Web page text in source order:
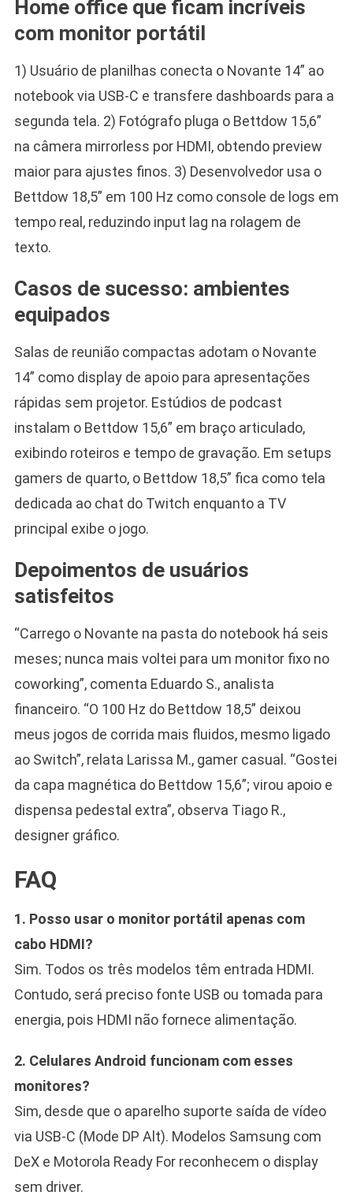
Home office que ficam incríveis
com monitor portátil
1) Usuário de planilhas conecta o Novante 14” ao
notebook via USB-C e transfere dashboards para a
segunda tela. 2) Fotógrafo pluga o Bettdow 15,6”
na câmera mirrorless por HDMI, obtendo preview
maior para ajustes finos. 3) Desenvolvedor usa o
Bettdow 18,5” em 100 Hz como console de logs em
tempo real, reduzindo input lag na rolagem de
texto.
Casos de sucesso: ambientes
equipados
Salas de reunião compactas adotam o Novante
14” como display de apoio para apresentações
rápidas sem projetor. Estúdios de podcast
instalam o Bettdow 15,6” em braço articulado,
exibindo roteiros e tempo de gravação. Em setups
gamers de quarto, o Bettdow 18,5” fica como tela
dedicada ao chat do Twitch enquanto a TV
principal exibe o jogo.
Depoimentos de usuários
satisfeitos
“Carrego o Novante na pasta do notebook há seis
meses; nunca mais voltei para um monitor fixo no
coworking”, comenta Eduardo S., analista
financeiro. “O 100 Hz do Bettdow 18,5” deixou
meus jogos de corrida mais fluidos, mesmo ligado
ao Switch”, relata Larissa M., gamer casual. “Gostei
da capa magnética do Bettdow 15,6”; virou apoio e
dispensa pedestal extra”, observa Tiago R.,
designer gráfico.
FAQ
1. Posso usar o monitor portátil apenas com
cabo HDMI?
Sim. Todos os três modelos têm entrada HDMI.
Contudo, será preciso fonte USB ou tomada para
energia, pois HDMI não fornece alimentação.
2. Celulares Android funcionam com esses
monitores?
Sim, desde que o aparelho suporte saída de vídeo
via USB-C (Mode DP Alt). Modelos Samsung com
DeX e Motorola Ready For reconhecem o display
sem driver.